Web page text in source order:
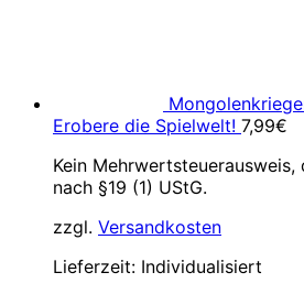
Erobere die Spielwelt! 7,99€
Kein Mehrwertsteuerausweis,
nach §19 (1) UStG.
zzgl. Versandkosten
Lieferzeit: Individualisiert